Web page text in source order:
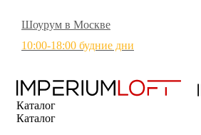
Шоурум в Москве
10:00-18:00 будние дни
Каталог
Каталог